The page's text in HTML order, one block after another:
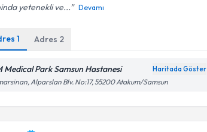
yetenekli ve...
Devamı
1 Adres 2
Medical Park Samsun Hastanesi Haritada Göster
Alparslan Blv. No:17, 55200 Atakum/Samsun